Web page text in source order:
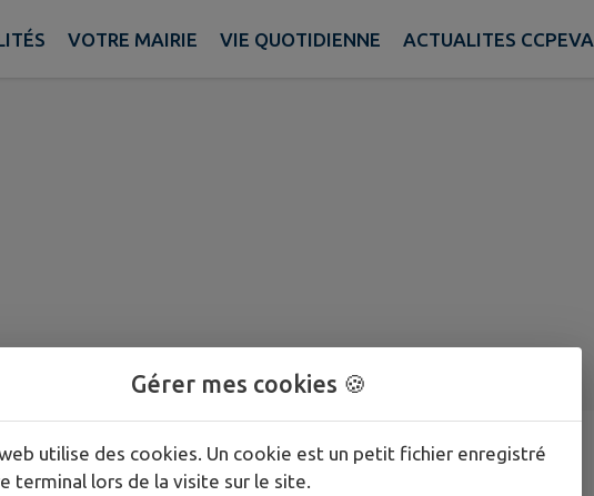
VOTRE MAIRIE VIE QUOTIDIENNE ACTUALITES CCPEVA
Gérer mes cookies 🍪
utilise des cookies. Un cookie est un petit fichier enregistré
terminal lors de la visite sur le site.